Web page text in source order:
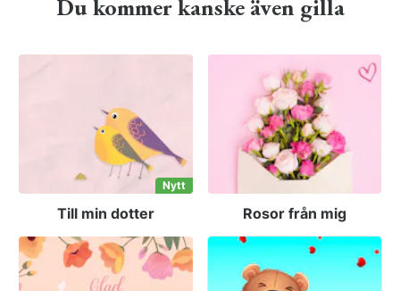
Du kommer kanske även gilla
Nytt
Till min dotter Rosor från mig